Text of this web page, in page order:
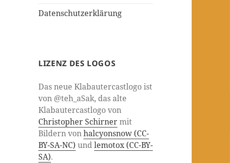
Datenschutzerklärung
LIZENZ DES LOGOS
Das neue Klabautercastlogo ist
von @teh_aSak, das alte
Klabautercastlogo von
Christopher Schirnermit
Bildern vonhalcyonsnow (CC-
BY-SA-NC) undlemotox (CC-BY-
SA).